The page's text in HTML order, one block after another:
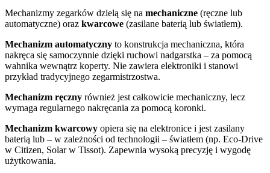
Mechanizmy zegarków dzielą się na mechaniczne (ręczne lub
automatyczne) oraz kwarcowe (zasilane baterią lub światłem).
Mechanizm automatyczny to konstrukcja mechaniczna, która
nakręca się samoczynnie dzięki ruchowi nadgarstka – za pomocą
wahnika wewnątrz koperty. Nie zawiera elektroniki i stanowi
przykład tradycyjnego zegarmistrzostwa.
Mechanizm ręczny również jest całkowicie mechaniczny, lecz
wymaga regularnego nakręcania za pomocą koronki.
Mechanizm kwarcowy opiera się na elektronice i jest zasilany
baterią lub – w zależności od technologii – światłem (np. Eco-Drive
w Citizen, Solar w Tissot). Zapewnia wysoką precyzję i wygodę
użytkowania.